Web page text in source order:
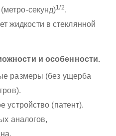
секунд)1/2.
жидкости в стеклянной
и особенности.
размеры (без ущерба
устройство (патент).
аналогов,